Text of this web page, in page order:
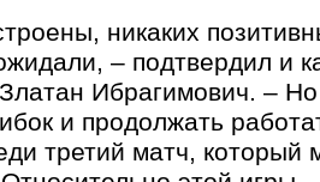
никаких
– подтвердил и
Ибрагимович. –
и продолжать
третий матч,